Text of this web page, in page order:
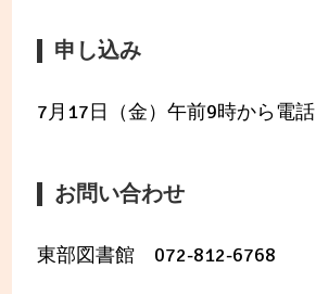
申し込み
7月17日（金）午前9時から電話
お問い合わせ
東部図書館 072-812-6768